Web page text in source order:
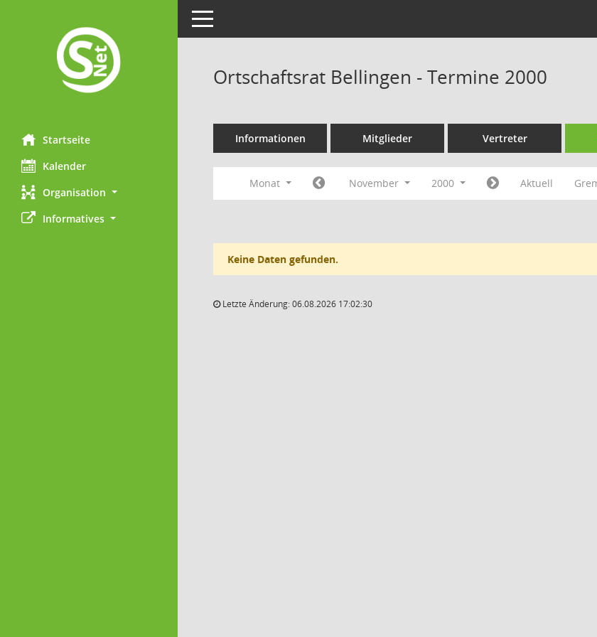
Startseite
Kalender
Organisation
Informatives
Toggle navigation
Ortschaftsrat Bellingen - Termine 2000
Informationen Mitglieder Vertreter
Monat November 2000 Aktuell
Keine Daten gefunden.
Letzte Änderung: 06.08.2026 17:02:30